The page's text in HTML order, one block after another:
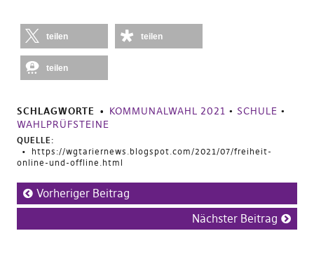
teilen teilen
teilen
SCHLAGWORTE KOMMUNALWAHL 2021 • SCHULE •
WAHLPRÜFSTEINE
QUELLE:
https://wgtariernews.blogspot.com/2021/07/freiheit-
online-und-offline.html
Vorheriger Beitrag
Nächster Beitrag